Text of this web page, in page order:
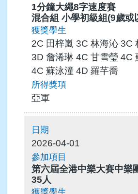
1分鐘大繩8字速度賽
混合組 小學初級組(9歲或
2C 田梓嵐 3C 林海沁 3C
3D 詹浠琳 4C 甘雪瑩 4C
4C 蘇泳潼 4D 羅芊喬
亞軍
2026-04-01
第六屆全港中樂大賽中樂
35人